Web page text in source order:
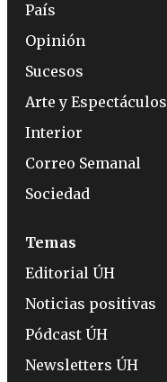
País
Opinión
Sucesos
Arte y Espectáculos
Interior
Correo Semanal
Sociedad
Temas
Editorial ÚH
Noticias positivas
Pódcast ÚH
Newsletters ÚH